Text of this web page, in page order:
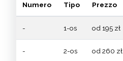
Numero Tipo Prezzo
- 1-os od 195 zł
- 2-os od 260 zł